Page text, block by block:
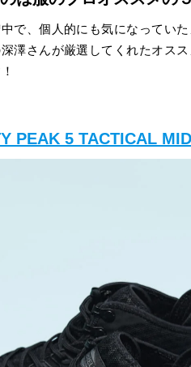
で、個人的にも気になってい
澤さんが厳選してくれたオス
PEAK 5 TACTICAL